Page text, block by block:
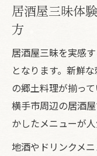
居酒屋三昧体
方
居酒屋三昧を実感
となります。新鮮
の郷土料理が揃っ
横手市周辺の居酒
かしたメニューが人
地酒やドリンクメ